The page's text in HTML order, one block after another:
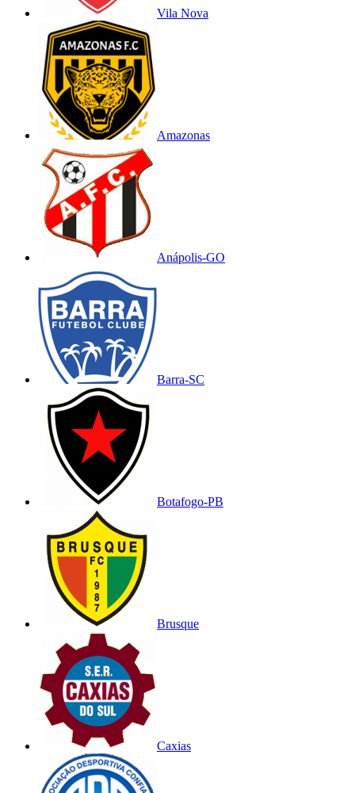
Vila Nova
Amazonas
Anápolis-GO
Barra-SC
Botafogo-PB
Brusque
Caxias